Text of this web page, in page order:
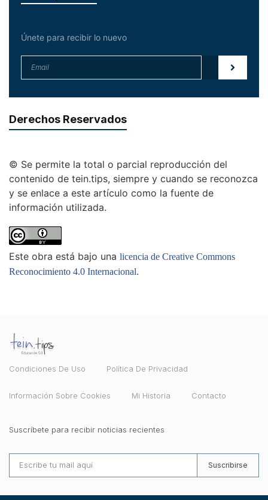
Únete para recibir lo nuevo
Derechos Reservados
© Se permite la total o parcial reproducción del
contenido de tein.tips, siempre y cuando se reconozca
y se enlace a este artículo como la fuente de
información utilizada.
Este obra está bajo una licencia de Creative Commons
Reconocimiento 4.0 Internacional.
Condiciones De Uso Política De Privacidad
Información Sobre Cookies Mi Historia Contacto
Suscríbete para recibir noticias recientes
Suscribirse